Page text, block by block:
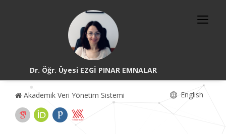
Dr. Öğr. Üyesi EZGİ PINAR EMNALAR
Akademik Veri Yönetim Sistemi English